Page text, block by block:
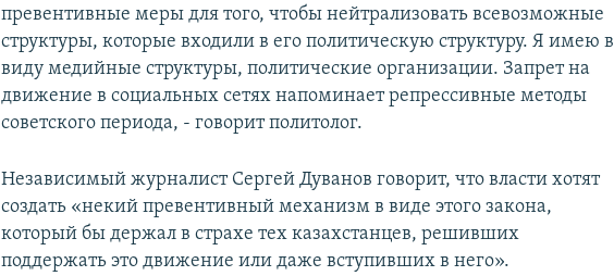
превентивные меры для того, чтобы нейтрализовать всевозможные
структуры, которые входили в его политическую структуру. Я имею в
виду медийные структуры, политические организации. Запрет на
движение в социальных сетях напоминает репрессивные методы
советского периода, - говорит политолог.
Независимый журналист Сергей Дуванов говорит, что власти хотят
создать «некий превентивный механизм в виде этого закона,
который бы держал в страхе тех казахстанцев, решивших
поддержать это движение или даже вступивших в него».